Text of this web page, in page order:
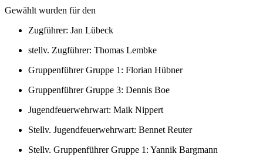
Gewählt wurden für den
Zugführer: Jan Lübeck
stellv. Zugführer: Thomas Lembke
Gruppenführer Gruppe 1: Florian Hübner
Gruppenführer Gruppe 3: Dennis Boe
Jugendfeuerwehrwart: Maik Nippert
Stellv. Jugendfeuerwehrwart: Bennet Reuter
Stellv. Gruppenführer Gruppe 1: Yannik Bargmann